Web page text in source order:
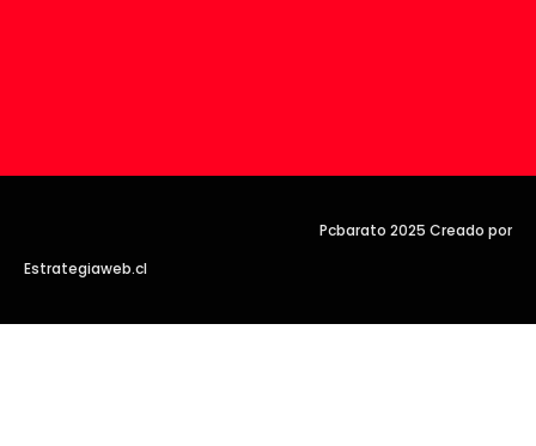
Pcbarato 2025 Creado por
Estrategiaweb.cl